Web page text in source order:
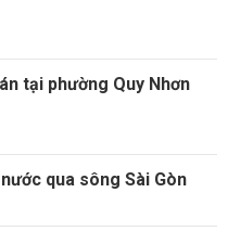
tại phường Quy Nhơn
qua sông Sài Gòn